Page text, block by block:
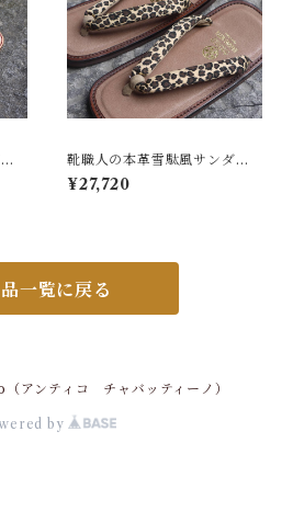
靴職人の本革雪駄風サンダル
「那古野雪駄」（鼻緒：ST#0
21)
¥27,720
一覧に戻る
アンティコ チャバッティーノ）
by